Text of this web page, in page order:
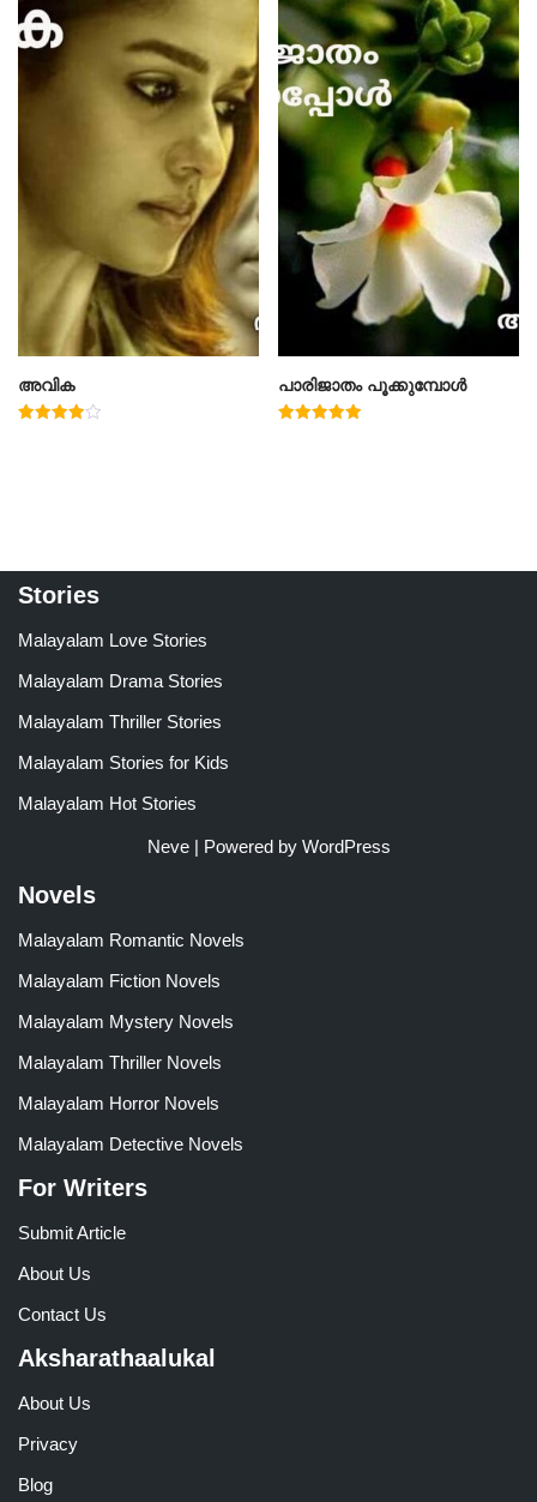
അവിക പാരിജാതം പൂക്കുമ്പോൾ
Stories
Malayalam Love Stories
Malayalam Drama Stories
Malayalam Thriller Stories
Malayalam Stories for Kids
Malayalam Hot Stories
Neve| Powered by WordPress
Novels
Malayalam Romantic Novels
Malayalam Fiction Novels
Malayalam Mystery Novels
Malayalam Thriller Novels
Malayalam Horror Novels
Malayalam Detective Novels
For Writers
Submit Article
About Us
Contact Us
Aksharathaalukal
About Us
Privacy
Blog